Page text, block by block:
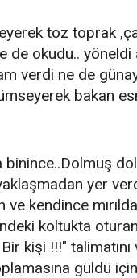
toz toprak
de okudu..
verdi ne de
bakan
yer
kendince
koltukta
kişi !!!"
güldü